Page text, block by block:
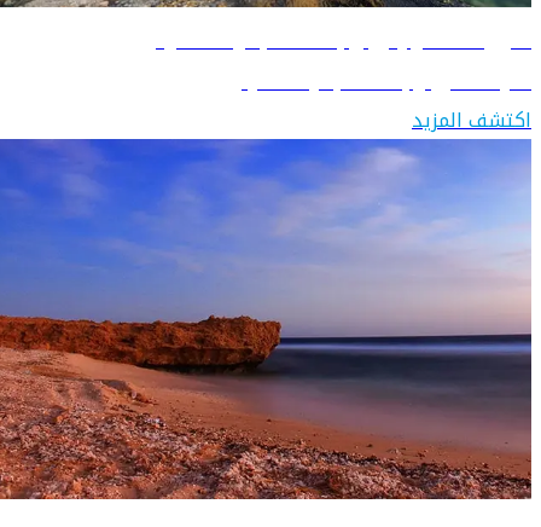
دليل السفر إلى وجهة "البحر الأحمر"
تعرّف على وجهة "البحر الأحمر"
اكتشف المزيد